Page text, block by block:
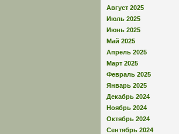
Август 2025
Июль 2025
Июнь 2025
Май 2025
Апрель 2025
Март 2025
Февраль 2025
Январь 2025
Декабрь 2024
Ноябрь 2024
Октябрь 2024
Сентябрь 2024